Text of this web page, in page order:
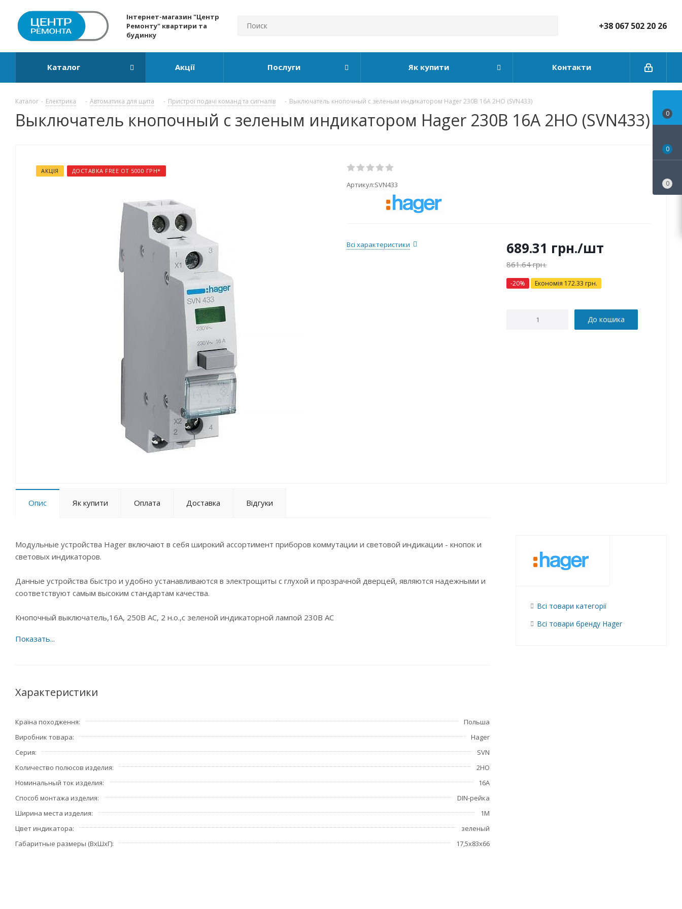
Інтернет-магазин "Центр
Ремонту" квартири та
будинку
+38 067 502 20 26
Каталог Акції Послуги Як купити Контакти
Каталог - Електрика - Автоматика для щита - Пристрої подачі команд та сигналів - Выключатель кнопочный с зеленым индикатором Hager 230В 16A 2НО (SVN433)
Выключатель кнопочный с зеленым индикатором Hager 230В 16A 2НО (SVN433)
АКЦІЯ ДОСТАВКА FREE ОТ 5000 ГРН*
Артикул:SVN433
Всі характеристики 689.31 грн./шт
861.64грн.
-20% Економія 172.33 грн.
До кошика
Опис Як купити Оплата Доставка Відгуки
Модульные устройства Hager включают в себя широкий ассортимент приборов коммутации и световой индикации - кнопок и
световых индикаторов.
Данные устройства быстро и удобно устанавливаются в электрощиты с глухой и прозрачной дверцей, являются надежными и
соответствуют самым высоким стандартам качества.
Кнопочный выключатель,16A, 250В АС, 2 н.о.,с зеленой индикаторной лампой 230В АС
Технические особенности:
Icc = 1 кА (с предохранителем или автоматом 10А)
Размер - 1 модуль (17,5 мм)
Рабочая температура от -20 до +50ºС
Температура хранения от -40 до +80ºС)
Характеристики
Країна походження
Польша
Виробник товара
Hager
Серия
SVN
Количество полюсов изделия
2НО
Номинальный ток изделия
16A
Способ монтажа изделия
DIN-рейка
Ширина места изделия
1М
Цвет индикатора
зеленый
Габаритные размеры (ВхШхГ)
17,5х83х66
Всі товари категорії
Всі товари бренду Hager
0
0
0